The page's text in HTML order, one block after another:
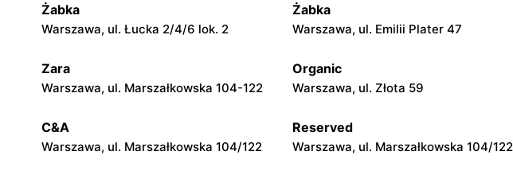
moje sklepy
Górki, ul. Górki 71
moje sklepy
Gumniska, ul. Gumniska 157C
moje sklepy
Hyżne, ul. Hyżne 100
moje sklepy
Jarosław, ul. Pełkińska 147
Żabka
Warszawa, ul. Łucka 2/4/6 lok. 2
Żabka
Warszawa, ul. Emilii Plater 47
Zara
Warszawa, ul. Marszałkowska 104-122
Organic
Warszawa, ul. Złota 59
C&A
Warszawa, ul. Marszałkowska 104/122
Reserved
Warszawa, ul. Marszałkowska 104/122